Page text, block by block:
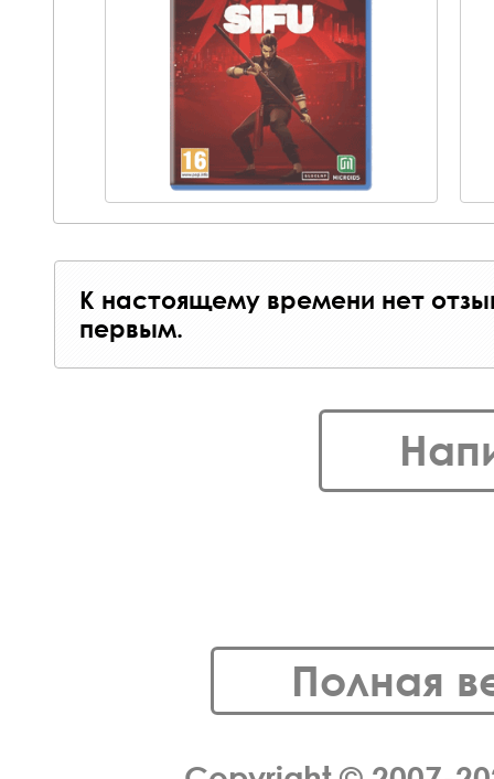
К настоящему времени нет
первым.
Полная